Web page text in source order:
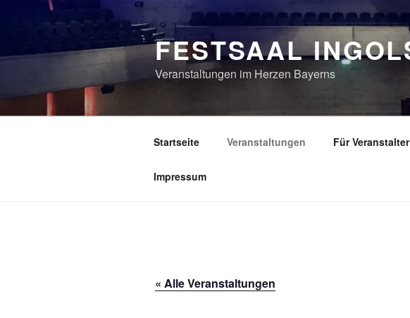
FESTSAAL
Veranstaltungen im Herzen Bayerns
Startseite Veranstaltungen Für
Impressum
« Alle Veranstaltungen